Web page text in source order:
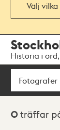
Välj
navigationen
huvudinnehållet
Historia i
Sök
0 träffar